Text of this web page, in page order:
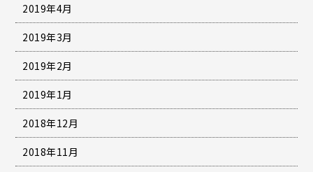
2019年4月
2019年3月
2019年2月
2019年1月
2018年12月
2018年11月